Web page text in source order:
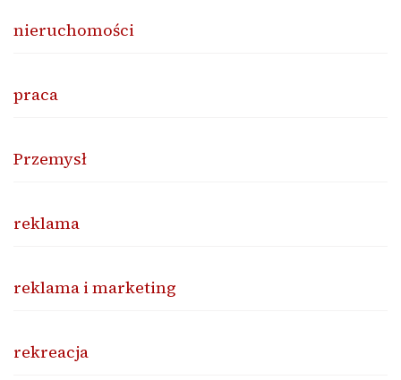
nieruchomości
praca
Przemysł
reklama
reklama i marketing
rekreacja